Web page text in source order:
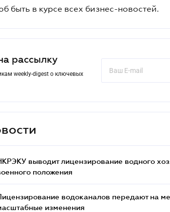
быть в курсе всех бизнес-новостей.
рассылку
weekly-digest о ключевых
выводит лицензирование водного
положения
водоканалов передают на
изменения